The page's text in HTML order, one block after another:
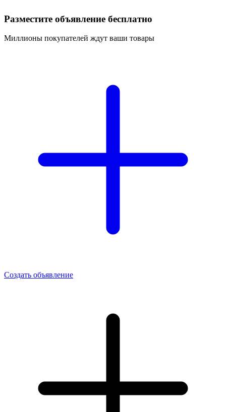
Разместите объявление бесплатно
Миллионы покупателей ждут ваши товары
Создать объявление